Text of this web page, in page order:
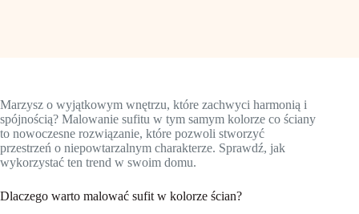
Marzysz o wyjątkowym wnętrzu, które zachwyci harmonią i
spójnością? Malowanie sufitu w tym samym kolorze co ściany
to nowoczesne rozwiązanie, które pozwoli stworzyć
przestrzeń o niepowtarzalnym charakterze. Sprawdź, jak
wykorzystać ten trend w swoim domu.
Dlaczego warto malować sufit w kolorze ścian?